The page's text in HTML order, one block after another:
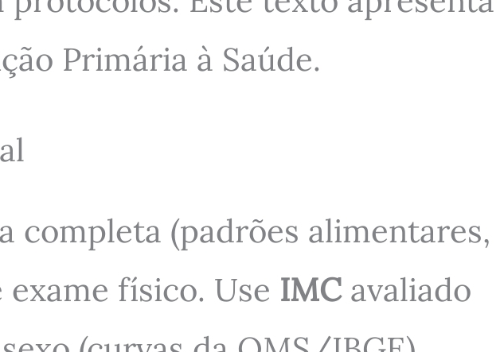
Primária à Saúde.
completa (padrões alimentares,
físico. Use IMCavaliado